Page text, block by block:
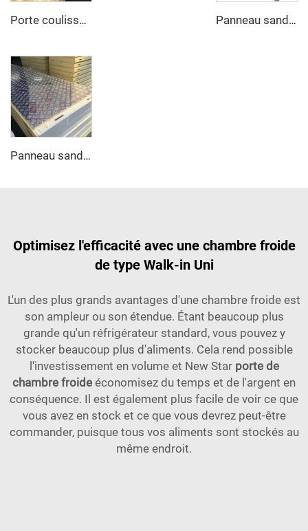
Porte coulissante manuelle Panneau sandwich en acier inoxydable PU
Panneau sandwich en aluminium anti-dérapant PU
Optimisez l'efficacité avec une chambre froide
de type Walk-in Uni
L'un des plus grands avantages d'une chambre froide est
son ampleur ou son étendue. Étant beaucoup plus
grande qu'un réfrigérateur standard, vous pouvez y
stocker beaucoup plus d'aliments. Cela rend possible
l'investissement en volume et New Star porte de
chambre froide économisez du temps et de l'argent en
conséquence. Il est également plus facile de voir ce que
vous avez en stock et ce que vous devrez peut-être
commander, puisque tous vos aliments sont stockés au
même endroit.